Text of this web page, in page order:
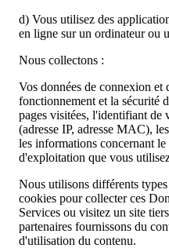
d) Vous utilisez des
en ligne sur un ordinateur ou
Nous collectons :
Vos données de connexion
fonctionnement et la sécurité
pages visitées, l'identifiant de
(adresse IP, adresse MAC),
les informations concernant
d'exploitation que vous
Nous utilisons différents
cookies pour collecter ces
Services ou visitez un site
partenaires fournissons du
d'utilisation du contenu.